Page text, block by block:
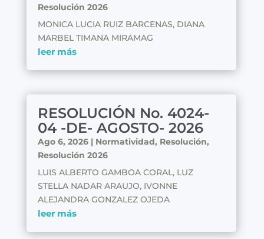
Resolución 2026
MONICA LUCIA RUIZ BARCENAS, DIANA
MARBEL TIMANA MIRAMAG
leer más
RESOLUCIÓN No. 4024-
04 -DE- AGOSTO- 2026
Ago 6, 2026| Normatividad, Resolución,
Resolución 2026
LUIS ALBERTO GAMBOA CORAL, LUZ
STELLA NADAR ARAUJO, IVONNE
ALEJANDRA GONZALEZ OJEDA
leer más